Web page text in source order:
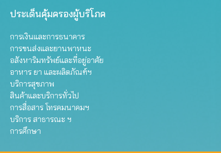
ประเด็นคุ้มครองผู้บริโภค
การเงินและการธนาคาร
การขนส่งและยานพาหนะ
อสังหาริมทรัพย์และที่อยู่อาศัย
อาหาร ยา และผลิตภัณฑ์ฯ
บริการสุขภาพ
สินค้าและบริการทั่วไป
การสื่อสาร โทรคมนาคมฯ
บริการ สาธารณะ ฯ
การศึกษา